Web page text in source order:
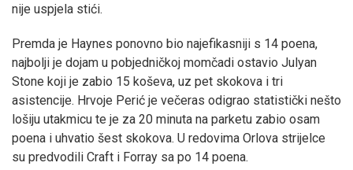
nije uspjela stići.
Premda je Haynes ponovno bio najefikasniji s 14 poena,
najbolji je dojam u pobjedničkoj momčadi ostavio Julyan
Stone koji je zabio 15 koševa, uz pet skokova i tri
asistencije. Hrvoje Perić je večeras odigrao statistički nešto
lošiju utakmicu te je za 20 minuta na parketu zabio osam
poena i uhvatio šest skokova. U redovima Orlova strijelce
su predvodili Craft i Forray sa po 14 poena.